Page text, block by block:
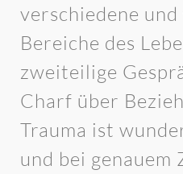
verschiedene
Bereiche des
zweiteilige
Charf über
Trauma ist
und bei genauem